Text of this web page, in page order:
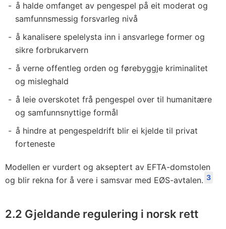
å halde omfanget av pengespel på eit moderat og
samfunnsmessig forsvarleg nivå
å kanalisere spelelysta inn i ansvarlege former og
sikre forbrukarvern
å verne offentleg orden og førebyggje kriminalitet
og misleghald
å leie overskotet frå pengespel over til humanitære
og samfunnsnyttige formål
å hindre at pengespeldrift blir ei kjelde til privat
forteneste
Modellen er vurdert og akseptert av EFTA-domstolen
og blir rekna for å vere i samsvar med EØS-avtalen. 3
2.2 Gjeldande regulering i norsk rett